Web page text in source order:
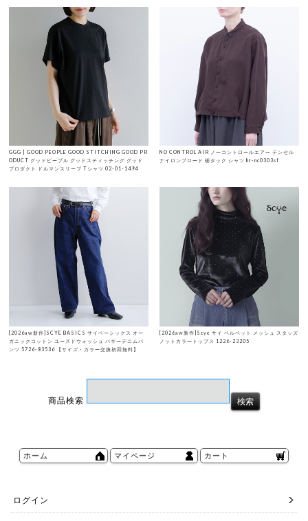
GGG | GOOD PEOPLE GOOD STITCHING GOOD PR
ODUCT グッドピープル グッドスティッチング グッド
プロダクト ドルマンスリーブ Tシャツ 02-01-1494
NO CONTROL AIR ノーコントロールエアー テンセル
ナイロンブロード 裾タック シャツ hr-nc0303sf
[2026aw新作]SCYE BASICS サイベーシックス オー
ガニックコットン ユーズドウォッシュ バギーデニムパ
ンツ 5726-83536 【サイズ・カラー交換初回無料】
[2026aw新作]Scye サイ ベルベット メッシュ スタッズ
ノットカラートップス 1226-23205
商品検索
ホーム マイページ カート
ログイン